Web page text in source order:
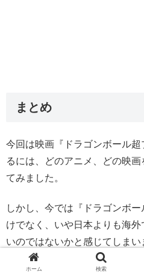
まとめ
今回は映画『ドラゴンボール
るには、どのアニメ、どの映
てみました。
しかし、今では『ドラゴンボ
けでなく、いや日本よりも海
いのではないかと感じてしまい
せっかく、ドラゴンボール映
ホーム 検索